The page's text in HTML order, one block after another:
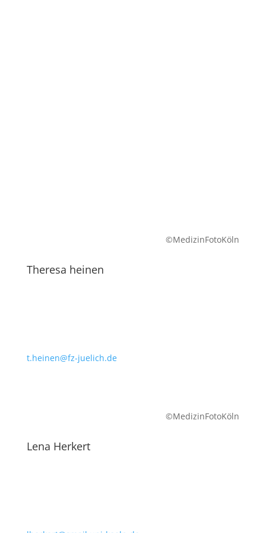
©MedizinFotoKöln
Theresa heinen
t.heinen@fz-juelich.de
©MedizinFotoKöln
Lena Herkert